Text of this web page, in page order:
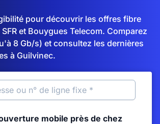
pour découvrir les offres fibre
et Bouygues Telecom. Comparez
8 Gb/s) et consultez les dernières
à Guilvinec.
mobile près de chez